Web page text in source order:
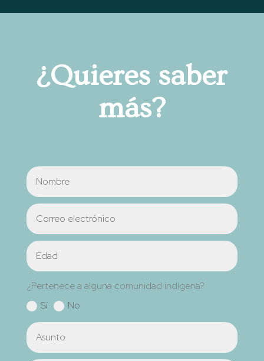
¿Quieres saber
más?
¿Pertenece a alguna comunidad indígena?
Sí
No